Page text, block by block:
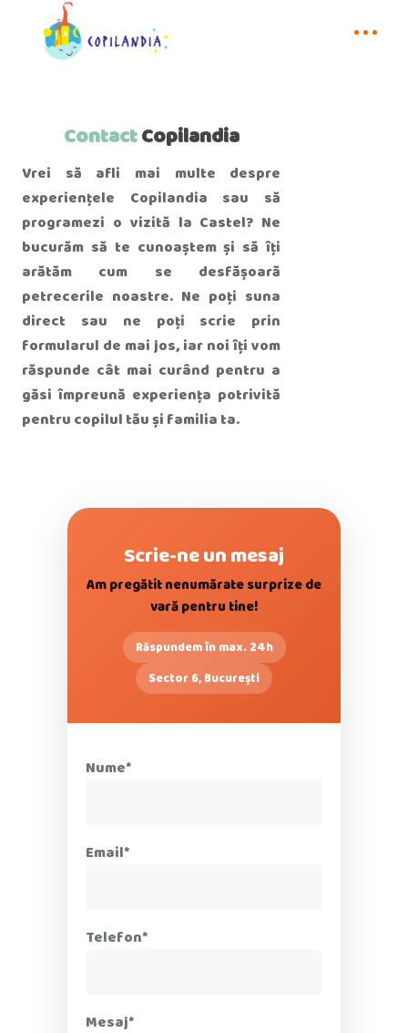
ContactCopilandia
Vrei să afli mai multe despre
experiențele Copilandia sau să
programezi o vizită la Castel? Ne
bucurăm să te cunoaștem și să îți
arătăm cum se desfășoară
petrecerile noastre. Ne poți suna
direct sau ne poți scrie prin
formularul de mai jos, iar noi îți vom
răspunde cât mai curând pentru a
găsi împreună experiența potrivită
pentru copilul tău și familia ta.
Scrie-ne un mesaj
Am pregătit nenumărate surprize de
vară pentru tine!
Răspundem în max. 24h
Sector 6, București
Nume*
Email*
Telefon*
Mesaj*